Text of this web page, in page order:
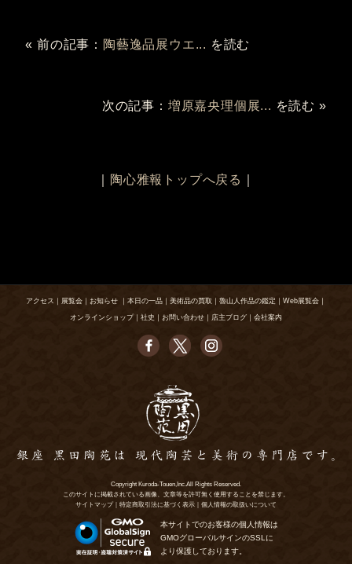
« 前の記事： 陶藝逸品展ウエ... を読む
次の記事： 増原嘉央理個展... を読む »
陶心雅報トップへ戻る
アクセス ｜ 展覧会 ｜ お知らせ ｜ 本日の一品 ｜ 美術品の買取 ｜ 魯山人作品の鑑定 ｜ Web展覧会 ｜
オンラインショップ｜ 社史 ｜ お問い合わせ ｜ 店主ブログ ｜ 会社案内
Copyright Kuroda-Touen,Inc.All Rights Reserved.
このサイトに掲載されている画像、文章等を許可無く使用することを禁じます。
サイトマップ
特定商取引法に基づく表示 個人情報の取扱いについて
本サイトでのお客様の個人情報は
GMOグローバルサインのSSLに
より保護しております。